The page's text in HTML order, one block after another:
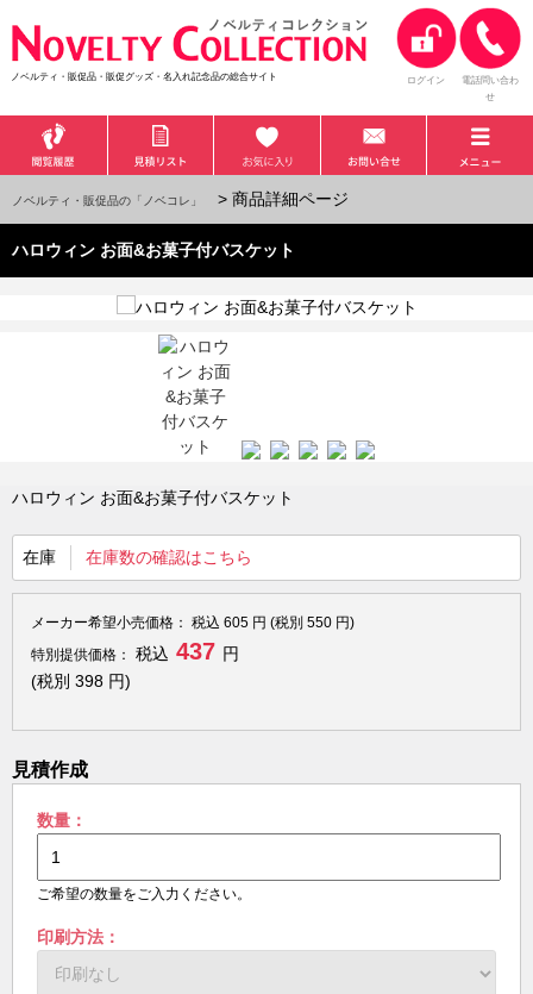
ノベルティ・販促品・販促グッズ・名入れ記念品の総合サイト ログイン
電話問い合わ
せ
ノベルティ・販促品の「ノベコレ」 > 商品詳細ページ
ハロウィン お面&お菓子付バスケット
ハロウィン お面&お菓子付バスケット
在庫 在庫数の確認はこちら
メーカー希望小売価格： 税込 605 円 (税別 550 円)
特別提供価格：
税込 437 円
(税別 398 円)
見積作成
数量：
ご希望の数量をご入力ください。
印刷方法：